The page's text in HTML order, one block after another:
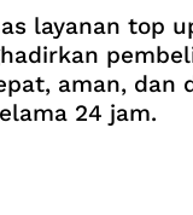
layanan top
aman, dan
24 jam.